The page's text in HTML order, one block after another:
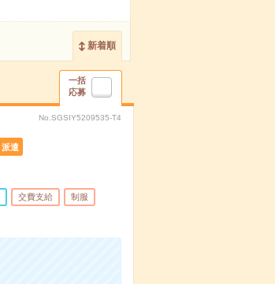
新着順
一括
応募
No.SGSIY5209535-T4
派遣
交費支給 制服